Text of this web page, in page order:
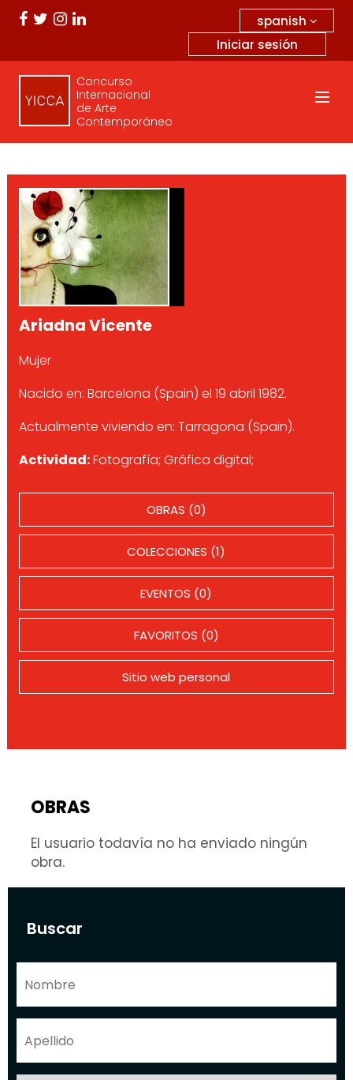
spanish
Iniciar sesión
Concurso
Internacional
de Arte
Contemporáneo
Buscar
Ariadna Vicente
Mujer
Nacido en: Barcelona (Spain) el 19 abril 1982.
Actualmente viviendo en: Tarragona (Spain).
Actividad:Fotografía; Gráfica digital;
OBRAS (0)
COLECCIONES (1)
EVENTOS (0)
FAVORITOS (0)
Sitio web personal
OBRAS
El usuario todavía no ha enviado ningún
obra.